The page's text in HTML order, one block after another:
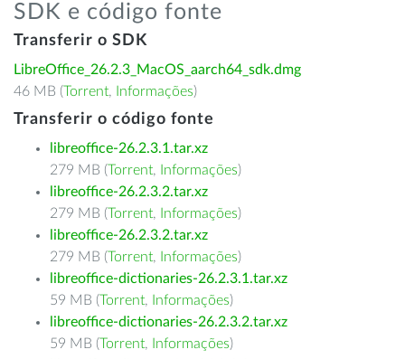
SDK e código fonte
Transferir o SDK
LibreOffice_26.2.3_MacOS_aarch64_sdk.dmg
46 MB (Torrent, Informações)
Transferir o código fonte
libreoffice-26.2.3.1.tar.xz
279 MB (Torrent, Informações)
libreoffice-26.2.3.2.tar.xz
279 MB (Torrent, Informações)
libreoffice-26.2.3.2.tar.xz
279 MB (Torrent, Informações)
libreoffice-dictionaries-26.2.3.1.tar.xz
59 MB (Torrent, Informações)
libreoffice-dictionaries-26.2.3.2.tar.xz
59 MB (Torrent, Informações)